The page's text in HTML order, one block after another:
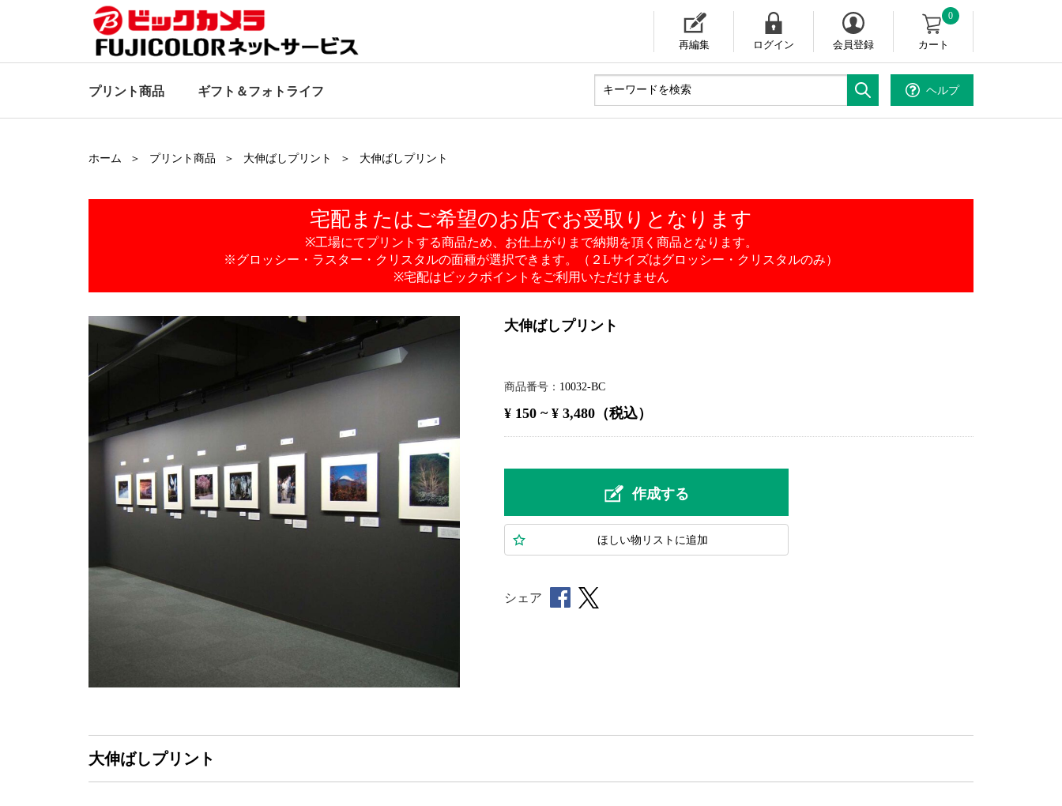
再編集 ログイン 会員登録 カート
0
ヘルプ
プリント商品 ギフト＆フォトライフ
ホーム プリント商品 大伸ばしプリント 大伸ばしプリント
宅配またはご希望のお店でお受取りとなります
※工場にてプリントする商品ため、お仕上がりまで納期を頂く商品となります。
※グロッシー・ラスター・クリスタルの面種が選択できます。（２Lサイズはグロッシー・クリスタルのみ）
※宅配はビックポイントをご利用いただけません
大伸ばしプリント
商品番号 10032-BC
¥ 150 ~ ¥ 3,480（税込）
作成する
ほしい物 リスト に追加
シェア
大伸ばしプリント